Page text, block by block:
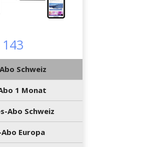
Schweiz
1 Monat
Abo Schweiz
Abo Europa